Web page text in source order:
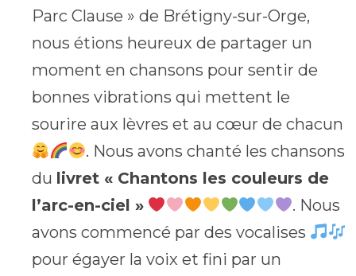
Parc Clause » de Brétigny-sur-Orge,
nous étions heureux de partager un
moment en chansons pour sentir de
bonnes vibrations qui mettent le
sourire aux lèvres et au cœur de chacun
. Nous avons chanté les chansons
du livret « Chantons les couleurs de
l’arc-en-ciel »
. Nous
avons commencé par des vocalises
pour égayer la voix et fini par un